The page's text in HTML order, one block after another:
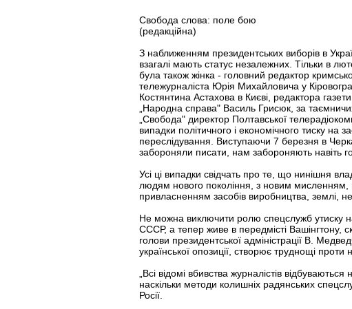
Свобода слова: поле бою
(редакційна)
З наближенням президентських виборів в
взагалі мають статус незалежних. Тільки в
була також жінка - головний редактор
тележурналіста Юрія Михайловича у
Костянтина Астахова в Києві, редактора
„Народна справа" Василь Грисюк, за
„Свобода" директор Полтавської
випадки політичного і економічного тиску на
переслідування. Виступаючи 7 березня в
забороняли писати, нам забороняють навіть
Усі ці випадки свідчать про те, що нинішня
людям нового покоління, з новим мисленням,
привласненням засобів виробництва, землі,
Не можна виключити ролю спецслужб утиску на
СССР, а тепер живе в передмісті
голови президентської адміністрації В.
української опозиції, створює труднощі
„Всі відомі вбивства журналістів
наскільки методи колишніх радянських
Росії.